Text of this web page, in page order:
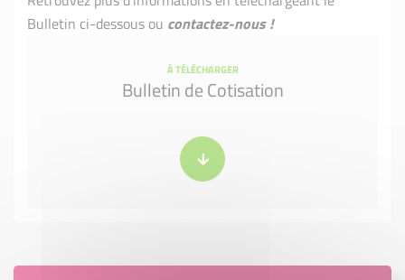
Bulletin ci-dessous ou contactez-nous !
À TÉLÉCHARGER
Bulletin de Cotisation